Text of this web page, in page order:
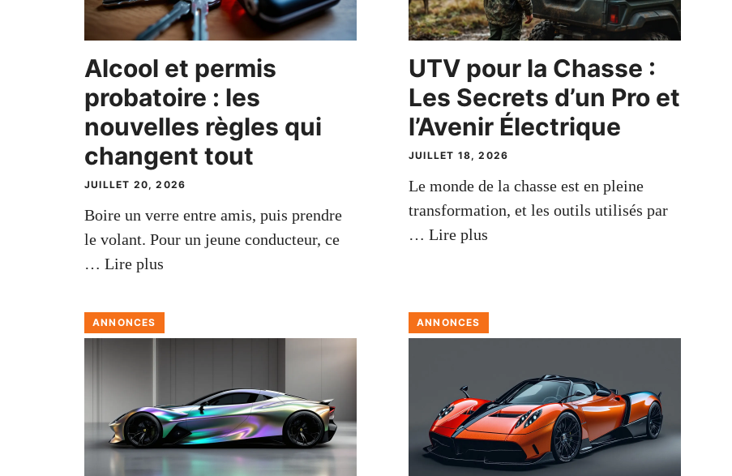
Alcool et permis
probatoire : les
nouvelles règles qui
changent tout
JUILLET 20, 2026
Boire un verre entre amis, puis prendre
le volant. Pour un jeune conducteur, ce
… Lire plus
UTV pour la Chasse :
Les Secrets d’un Pro et
l’Avenir Électrique
JUILLET 18, 2026
Le monde de la chasse est en pleine
transformation, et les outils utilisés par
… Lire plus
ANNONCES ANNONCES